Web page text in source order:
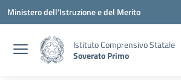
Vai ai contenuti
Vai al menu di navigazione
Vai al footer
Ministero dell'Istruzione e del Merito
Istituto Comprensivo Statale
Soverato Primo